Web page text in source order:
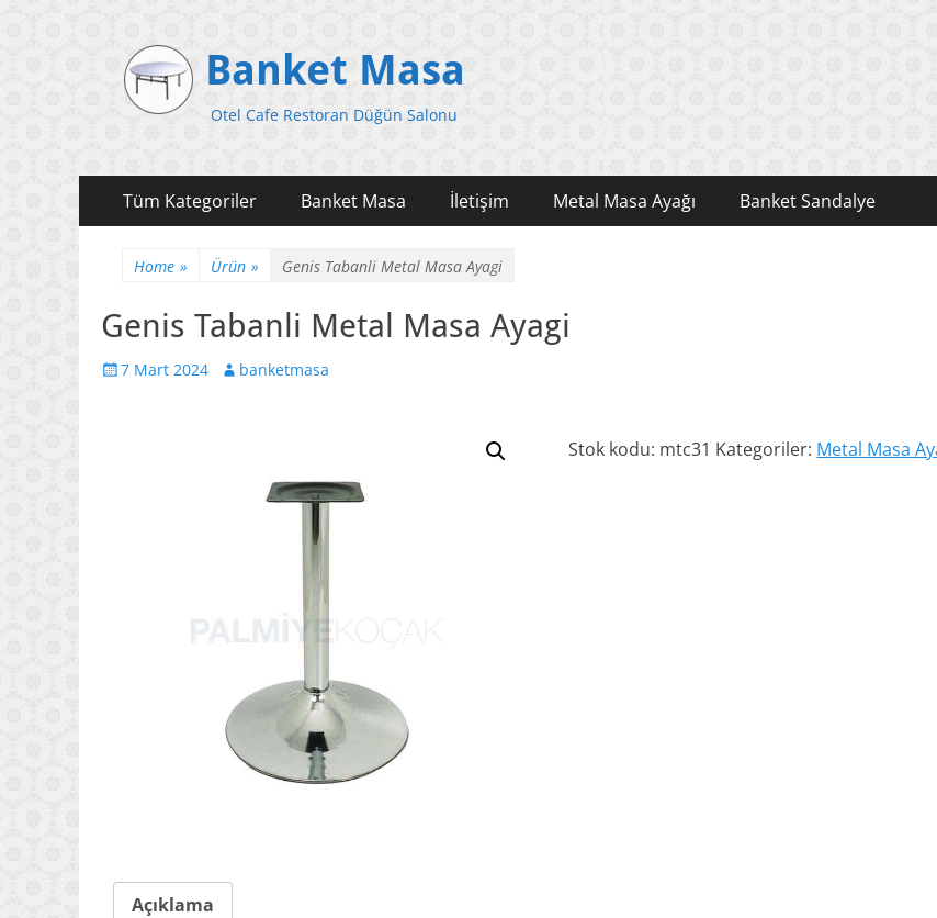
Banket Masa
Otel Cafe Restoran Düğün Salonu
Primary
Menu
Tüm Kategoriler Banket Masa İletişim Metal Masa Ayağı Banket Sandalye
Home » Ürün » Genis Tabanli Metal Masa Ayagi
Genis Tabanli Metal Masa Ayagi
Posted
7 Mart 2024 Author
banketmasa
Stok kodu: mtc31 Kategoriler: Metal Masa
Açıklama